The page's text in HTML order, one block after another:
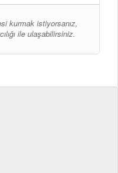
kurmak istiyorsanız,
ile ulaşabilirsiniz.